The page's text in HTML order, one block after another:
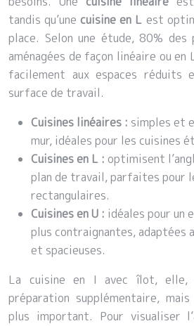
tandis qu’unecuisine en L est
place. Selon une étude, 80%
aménagées de façon linéaire ou en
facilement aux espaces réduits
surface de travail.
Cuisines linéaires : simples et
mur, idéales pour les cuisines
Cuisines en L : optimisent
plan de travail, parfaites pour
rectangulaires.
Cuisines en U : idéales pour un
plus contraignantes, adaptées
et spacieuses.
La cuisine en I avec îlot, elle,
préparation supplémentaire,
plus important. Pour visualiser